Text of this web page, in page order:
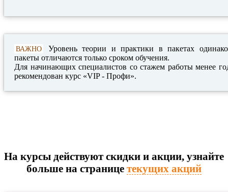
ВАЖНО
Уровень теории и практики в пакетах
пакеты отличаются только сроком обучения.
Для начинающих специалистов со стажем работы менее
рекомендован курс «VIP - Профи».
На курсы действуют скидки и акции, узнайте
больше на странице текущих акций